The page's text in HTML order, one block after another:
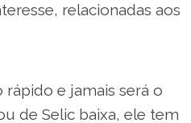
relacionadas aos
e jamais será o
de Selic baixa, ele tem